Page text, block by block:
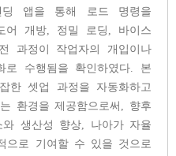
딩 앱을 통해 로드 명령을
어 개방, 정밀 로딩, 바이스
과정이 작업자의 개입이나
로 수행됨을 확인하였다. 본
한 셋업 과정을 자동화하고
환경을 제공함으로써, 향후
생산성 향상, 나아가 자율
으로 기여할 수 있을 것으로